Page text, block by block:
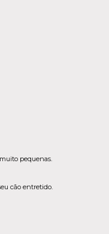
pequenas.
cão entretido.